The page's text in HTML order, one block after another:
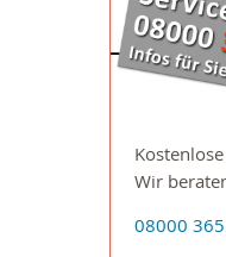
Wir
08000